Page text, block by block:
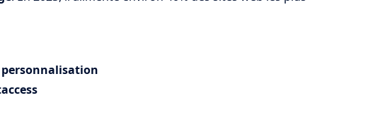
personnalisation